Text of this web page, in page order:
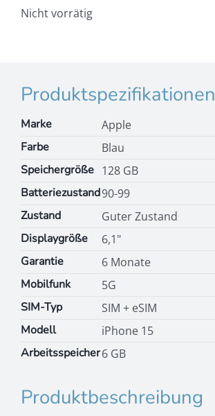
Nicht vorrätig
Produktspezifikationen
Marke
Apple
Farbe
Blau
Speichergröße 128 GB
Batteriezustand90-99
Zustand
Guter Zustand
Displaygröße
6,1"
Garantie
6 Monate
Mobilfunk
5G
SIM-Typ
SIM + eSIM
Modell
iPhone 15
Arbeitsspeicher6 GB
Produktbeschreibung